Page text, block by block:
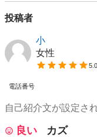
投稿者
小
女性
5.0
電話番号
自己紹介文が設定さ
良い カズ